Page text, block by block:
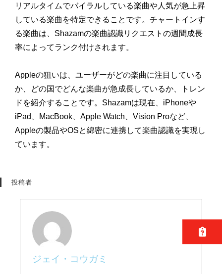
リアルタイムでバイラルしている楽曲や人気が急上昇
している楽曲を特定できることです。チャートインす
る楽曲は、Shazamの楽曲認識リクエストの週間成長
率によってランク付けされます。
Appleの狙いは、ユーザーがどの楽曲に注目している
か、どの国でどんな楽曲が急成長しているか、トレン
ドを紹介することです。Shazamは現在、iPhoneや
iPad、MacBook、Apple Watch、Vision Proなど、
Appleの製品やOSと綿密に連携して楽曲認識を実現し
ています。
投稿者
ジェイ・コウガミ